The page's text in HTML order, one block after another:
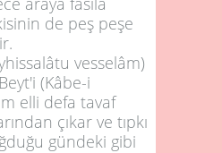
de peş peşe
vesselâm)
(Kâbe-i
elli defa tavaf
çıkar ve tıpkı
gündeki gibi